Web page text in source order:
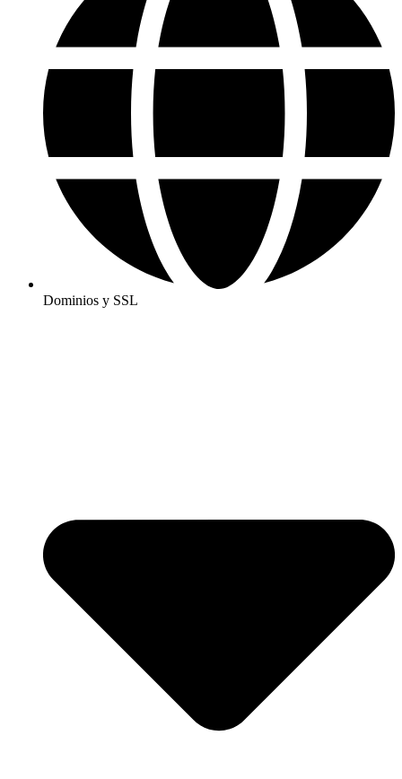
Dominios y SSL